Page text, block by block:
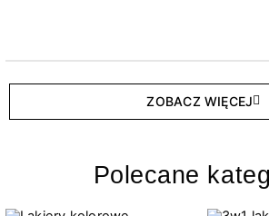
ZOBACZ WIĘCEJ
Polecane